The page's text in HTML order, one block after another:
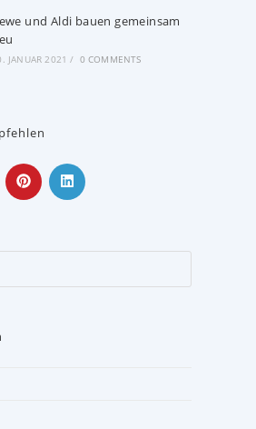
und Aldi bauen gemeinsam
JANUAR 2021 / 0 COMMENTS